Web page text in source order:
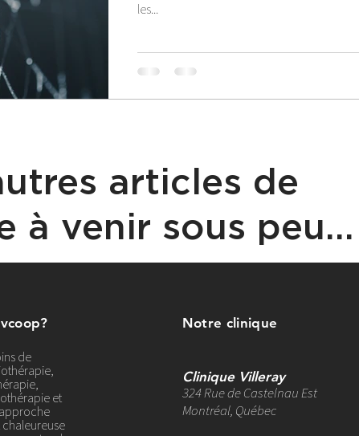
les...
articles de
à venir sous peu...
de
et
Notre clinique
Clinique Villeray
324 Rue de Castelnau Est
Montréal, Québec